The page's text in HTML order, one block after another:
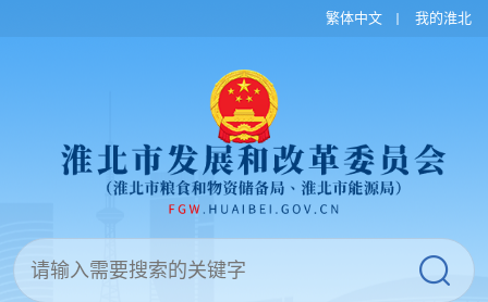
繁体中文 我的淮北